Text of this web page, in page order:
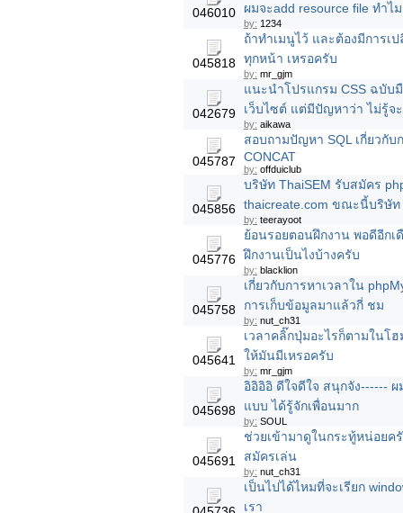
046010
ผมจะadd resource file ทำไ
by: 1234
045818
ถ้าทำเมนูไว้ และต้องมีการเ
ทุกหน้า เหรอครับ
by: mr_gjm
042679
แนะนำโปรแกรม CSS ฉบับ
เว็บไซต์ แต่มีปัญหาว่า ไม่รู้จ
by: aikawa
045787
สอบถามปัญหา SQL เกี่ยวกับ
CONCAT
by: offduiclub
045856
บริษัท ThaiSEM รับสมัคร
thaicreate.com ขณะนี้บริษัท
by: teerayoot
045776
ย้อนรอยตอนฝึกงาน พอดีอีก
ฝึกงานเป็นไงบ้างครับ
by: blacklion
045758
เกี่ยวกับการหาเวลาใน
การเก็บข้อมูลมาแล้วกี่ ชม
by: nut_ch31
045641
เวลาคลิ๊กปุ่มอะไรก็ตามในโ
ให้มันมีเหรอครับ
by: mr_gjm
045698
อิอิอิอิ ดีใจดีใจ สนุกจัง------
แบบ ได้รู้จักเพื่อนมาก
by: SOUL
045691
ช่วยเข้ามาดูในกระทู้หน่อยค
สมัครเล่น
by: nut_ch31
เป็นไปได้ไหมที่จะเรียก
เรา